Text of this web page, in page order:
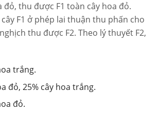
đỏ, thu được F1 toàn cây hoa đỏ.
F1 ở phép lai thuận thu phấn cho
thu được F2. Theo lý thuyết F2,
trắng.
đỏ, 25% cây hoa trắng.
đỏ.